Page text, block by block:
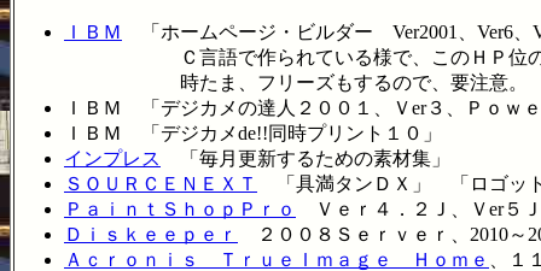
ＩＢＭ
「ホームページ・ビルダー Ver2001、Ver6、
Ｃ言語で作られている様で、このＨＰ位の容
時たま、フリーズもするので、要注意。
ＩＢＭ 「デジカメの達人２００１、Ｖer３、Ｐｏｗ
ＩＢＭ 「デジカメde!!同時プリント１０」
インプレス
「毎月更新するための素材集」
ＳＯＵＲＣＥＮＥＸＴ
「具満タンＤＸ」 「ロゴッ
ＰａｉｎｔＳｈｏｐＰｒｏ
Ｖｅｒ４．２Ｊ、Ｖer５
Ｄｉｓｋｅｅｐｅｒ
２００８Ｓｅｒｖｅｒ、2010～
Ａｃｒｏｎｉｓ ＴｒｕｅＩｍａｇｅ Ｈｏｍｅ
、１